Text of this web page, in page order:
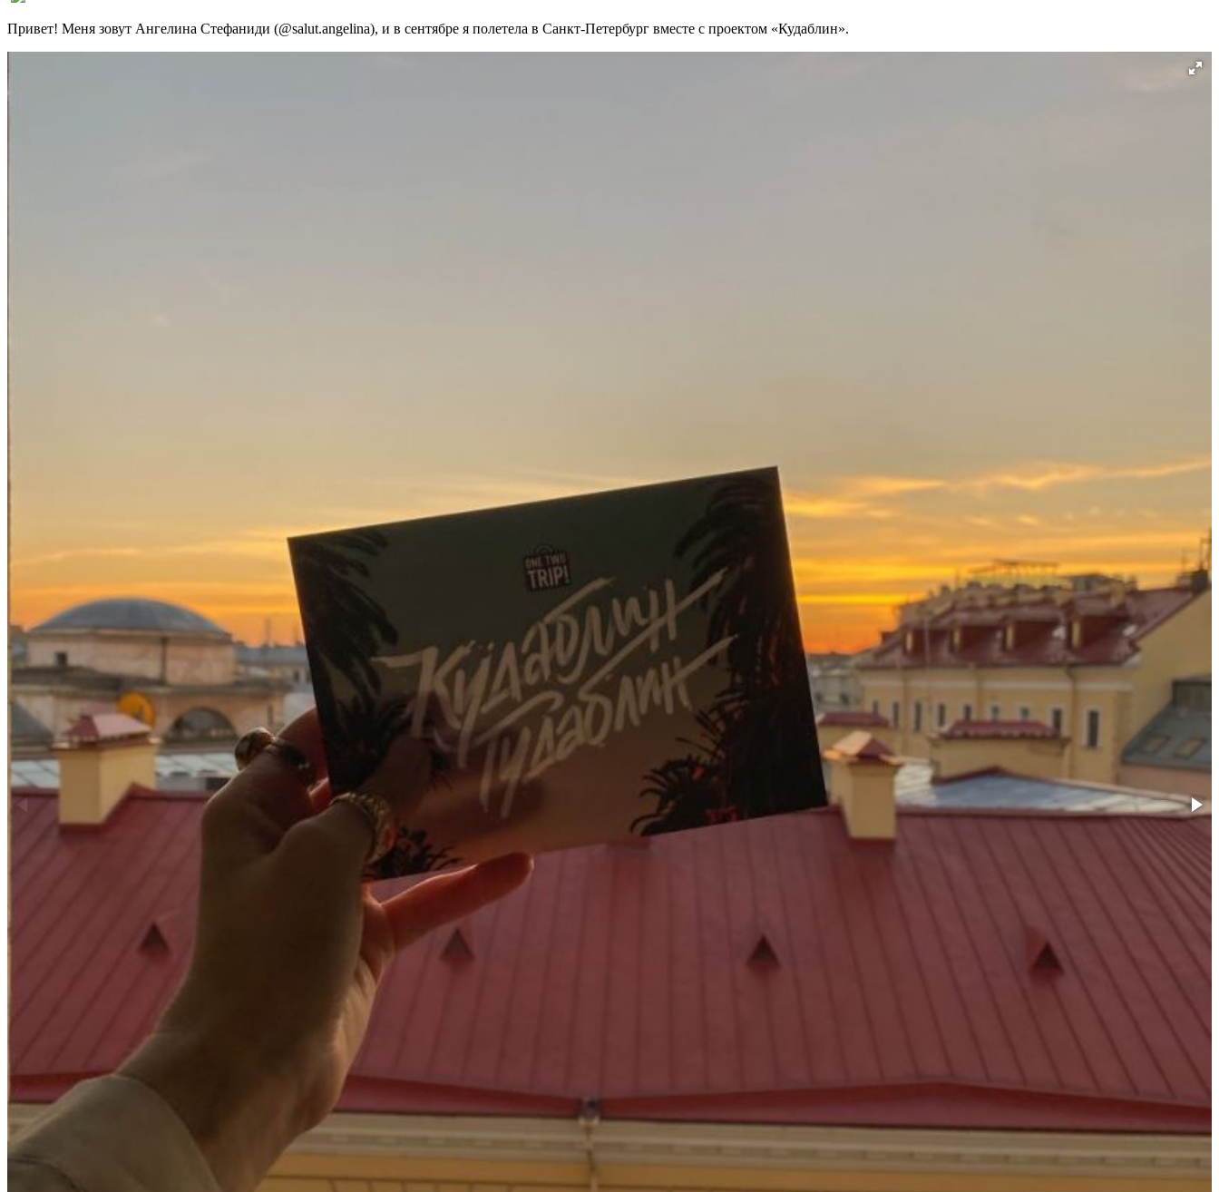
Привет! Меня зовут Ангелина Стефаниди (@salut.angelina), и в сентябре я полетела в Санкт-Петербург вместе с проектом «Кудаблин».